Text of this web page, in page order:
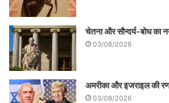
बाद बलपूर्वक उसे देवदासी
ताकि वह विवाह न कर सके। ऐसी
स्त्री का बारंबार इस्तेमाल करना
आसान रहता है। देवदासी प्रथा
युवतियों को ये लोग वेश्यावृत्ति
चेतना और सौन्दर्य-बोध का
03/08/2026
अमरीका और इजराइल की
03/08/2026